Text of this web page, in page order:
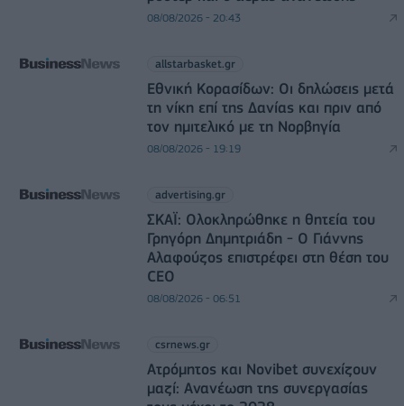
08/08/2026 - 20:43
allstarbasket.gr
Εθνική Κορασίδων: Οι δηλώσεις μετά
τη νίκη επί της Δανίας και πριν από
τον ημιτελικό με τη Νορβηγία
08/08/2026 - 19:19
advertising.gr
ΣΚΑΪ: Ολοκληρώθηκε η θητεία του
Γρηγόρη Δημητριάδη - Ο Γιάννης
Αλαφούζος επιστρέφει στη θέση του
CEO
08/08/2026 - 06:51
csrnews.gr
Ατρόμητος και Novibet συνεχίζουν
μαζί: Ανανέωση της συνεργασίας